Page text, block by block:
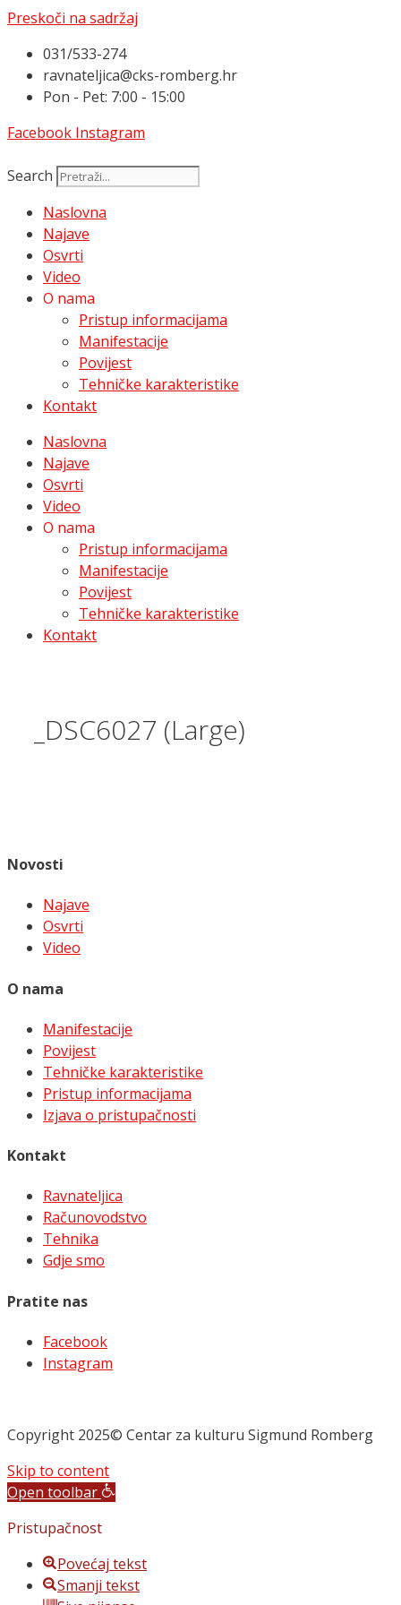
Preskoči na sadržaj
031/533-274
ravnateljica@cks-romberg.hr
Pon - Pet: 7:00 - 15:00
Facebook Instagram
Search
Naslovna
Najave
Osvrti
Video
O nama
Pristup informacijama
Manifestacije
Povijest
Tehničke karakteristike
Kontakt
Naslovna
Najave
Osvrti
Video
O nama
Pristup informacijama
Manifestacije
Povijest
Tehničke karakteristike
Kontakt
_DSC6027 (Large)
Novosti
Najave
Osvrti
Video
O nama
Manifestacije
Povijest
Tehničke karakteristike
Pristup informacijama
Izjava o pristupačnosti
Kontakt
Ravnateljica
Računovodstvo
Tehnika
Gdje smo
Pratite nas
Facebook
Instagram
Copyright 2025© Centar za kulturu Sigmund Romberg
Skip to content
Open toolbar
Pristupačnost
Povećaj tekst
Smanji tekst